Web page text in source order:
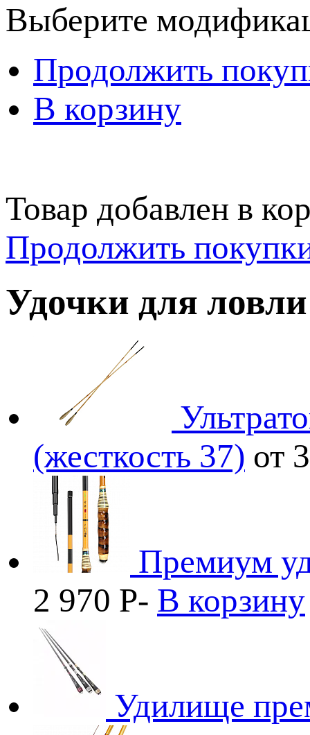
Выберите
Продолжить
В корзину
Товар добавлен в
Продолжить
Удочки для
(жесткость 37) от
Премиум
2 970 P- В корзину
Удилище